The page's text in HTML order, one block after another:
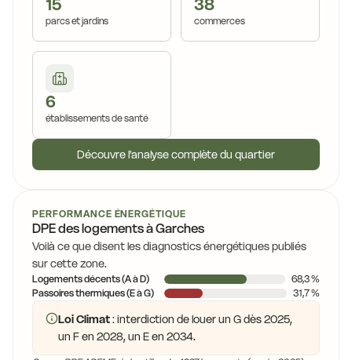
15
parcs et jardins
38
commerces
6
établissements de santé
Découvre l'analyse complète du quartier
PERFORMANCE ÉNERGÉTIQUE
DPE des logements à Garches
Voilà ce que disent les diagnostics énergétiques publiés
sur cette zone.
Logements décents (A à D)
68,3 %
Passoires thermiques (E à G)
31,7 %
Loi Climat: interdiction de louer un G dès 2025,
un F en 2028, un E en 2034.